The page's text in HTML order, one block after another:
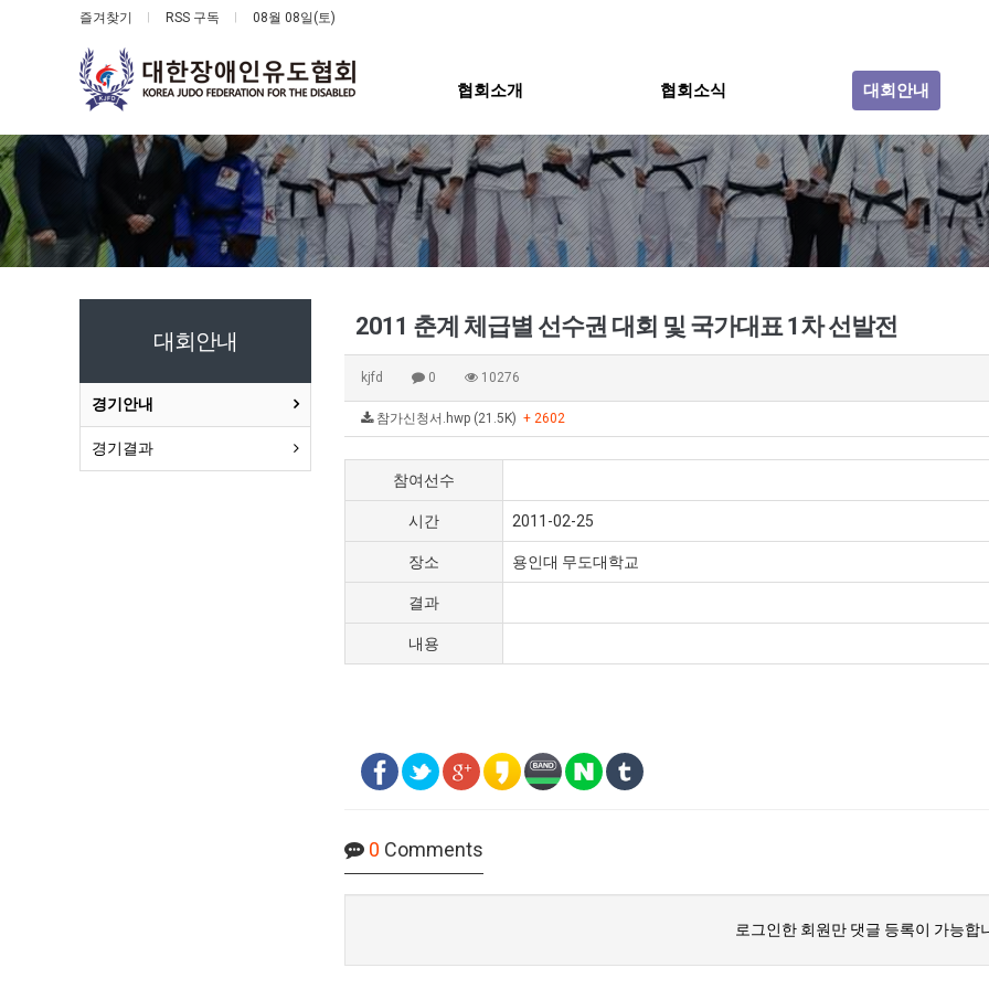
즐겨찾기 RSS 구독 08월 08일(토)
협회소개 협회소식 대회안내
2011 춘계 체급별 선수권 대회 및 국가대표 1차 선발전
kjfd 0 10276
참가신청서.hwp (21.5K) + 2602
참여선수
시간 2011-02-25
장소 용인대 무도대학교
결과
내용
0 Comments
로그인한 회원만 댓글 등록이 가능합
대회안내
경기안내
경기결과